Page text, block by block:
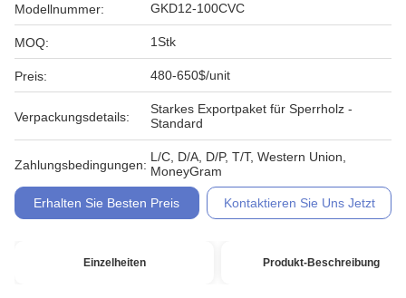
Modellnummer: GKD12-100CVC
MOQ: 1Stk
Preis: 480-650$/unit
Verpackungsdetails:
Starkes Exportpaket für Sperrholz -
Standard
Zahlungsbedingungen:
L/C, D/A, D/P, T/T, Western Union,
MoneyGram
Erhalten Sie Besten Preis Kontaktieren Sie Uns Jetzt
Einzelheiten Produkt-Beschreibung